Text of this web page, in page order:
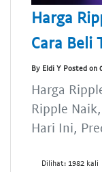
Harga
Cara Beli
By Eldi Y Posted on
Harga
Ripple
Hari Ini,
Dilihat: 1982 kali